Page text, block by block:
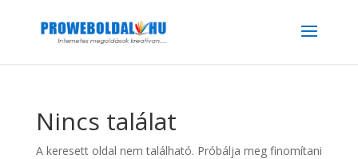
Nincs találat
A keresett oldal nem található. Próbálja meg finomítani